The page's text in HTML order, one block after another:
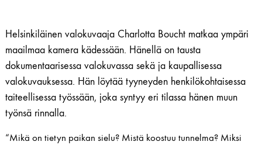
Helsinkiläinen valokuvaaja Charlotta Boucht matkaa ympäri
maailmaa kamera kädessään. Hänellä on tausta
dokumentaarisessa valokuvassa sekä ja kaupallisessa
valokuvauksessa. Hän löytää tyyneyden henkilökohtaisessa
taiteellisessa työssään, joka syntyy eri tilassa hänen muun
työnsä rinnalla.
“Mikä on tietyn paikan sielu? Mistä koostuu tunnelma? Miksi